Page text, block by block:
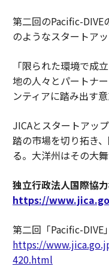
第二回のPacific-DIVE
のようなスタートア
「限られた環境で成
地の人々とパートナ
ンティアに踏み出す
JICAとスタートアッ
踏の市場を切り拓き
る。大洋州はその大
独立行政法人国際協力
https://
第二回「Pacific-DIVE
https://
420.html